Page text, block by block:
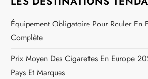
r
t
i
Équipement Obligatoire Pour Rouler En
Complète
Prix Moyen Des Cigarettes En Europe
Pays Et Marques